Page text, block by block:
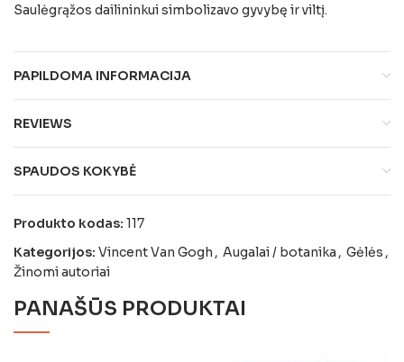
Saulėgrąžos dailininkui simbolizavo gyvybę ir viltį.
PAPILDOMA INFORMACIJA
REVIEWS
SPAUDOS KOKYBĖ
Produkto kodas: 117
Kategorijos: Vincent Van Gogh , Augalai / botanika , Gėlės ,
Žinomi autoriai
PANAŠŪS PRODUKTAI